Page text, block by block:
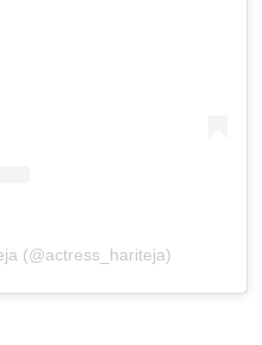
(@actress_hariteja)